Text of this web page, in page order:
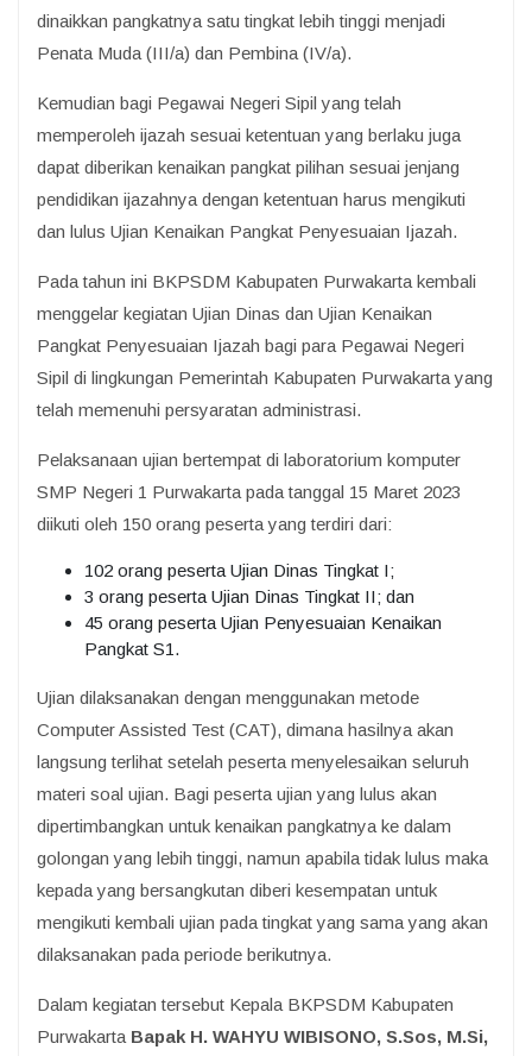
dinaikkan pangkatnya satu tingkat lebih tinggi menjadi
Penata Muda (III/a) dan Pembina (IV/a).
Kemudian bagi Pegawai Negeri Sipil yang telah
memperoleh ijazah sesuai ketentuan yang berlaku juga
dapat diberikan kenaikan pangkat pilihan sesuai jenjang
pendidikan ijazahnya dengan ketentuan harus mengikuti
dan lulus Ujian Kenaikan Pangkat Penyesuaian Ijazah.
Pada tahun ini BKPSDM Kabupaten Purwakarta kembali
menggelar kegiatan Ujian Dinas dan Ujian Kenaikan
Pangkat Penyesuaian Ijazah bagi para Pegawai Negeri
Sipil di lingkungan Pemerintah Kabupaten Purwakarta yang
telah memenuhi persyaratan administrasi.
Pelaksanaan ujian bertempat di laboratorium komputer
SMP Negeri 1 Purwakarta pada tanggal 15 Maret 2023
diikuti oleh 150 orang peserta yang terdiri dari:
102 orang peserta Ujian Dinas Tingkat I;
3 orang peserta Ujian Dinas Tingkat II; dan
45 orang peserta Ujian Penyesuaian Kenaikan
Pangkat S1.
Ujian dilaksanakan dengan menggunakan metode
Computer Assisted Test (CAT), dimana hasilnya akan
langsung terlihat setelah peserta menyelesaikan seluruh
materi soal ujian. Bagi peserta ujian yang lulus akan
dipertimbangkan untuk kenaikan pangkatnya ke dalam
golongan yang lebih tinggi, namun apabila tidak lulus maka
kepada yang bersangkutan diberi kesempatan untuk
mengikuti kembali ujian pada tingkat yang sama yang akan
dilaksanakan pada periode berikutnya.
Dalam kegiatan tersebut Kepala BKPSDM Kabupaten
Purwakarta Bapak H. WAHYU WIBISONO, S.Sos, M.Si,